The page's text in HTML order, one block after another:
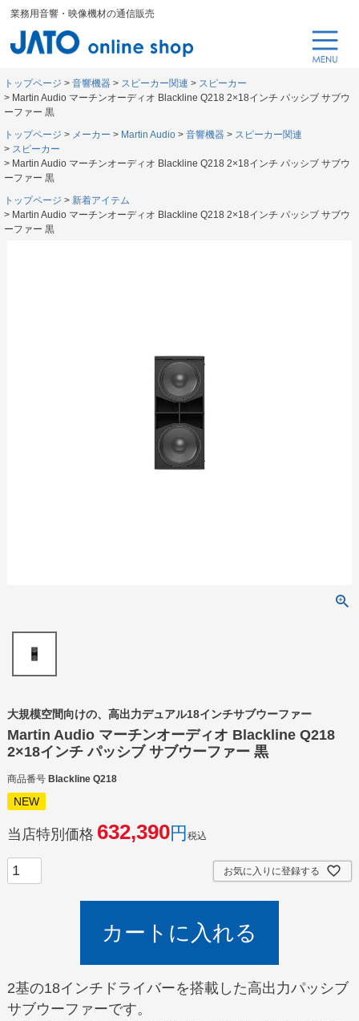
業務用音響・映像機材の通信販売
トップページ 音響機器 スピーカー関連
スピーカー
Martin Audio マーチンオーディオ Blackline Q218 2×18インチ パッシブ サブウ
ーファー 黒
トップページ
メーカー Martin Audio 音響機器
スピーカー関連
スピーカー
Martin Audio マーチンオーディオ Blackline Q218 2×18インチ パッシブ サブウ
ーファー 黒
トップページ
新着アイテム
Martin Audio マーチンオーディオ Blackline Q218 2×18インチ パッシブ サブウ
ーファー 黒
大規模空間向けの、高出力デュアル18インチサブウーファー
Martin Audio マーチンオーディオ Blackline Q218
2×18インチ パッシブ サブウーファー 黒
商品番号 Blackline Q218
NEW
当店特別価格 632,390 税込
お気に入りに登録する
カートに入れる
2基の18インチドライバーを搭載した高出力パッシブ
サブウーファーです。